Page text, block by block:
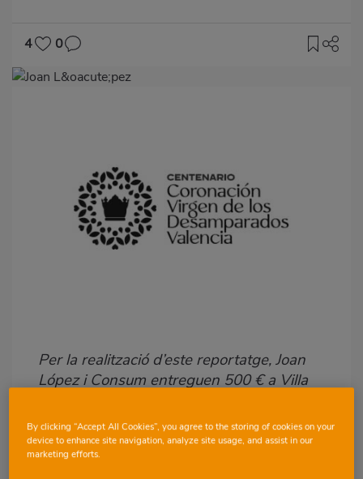
4
0
Imagen
Per la realització d’este reportatge, Joan
López i Consum entreguen 500 € a Villa
Desamparados de Valencia).
By clicking “Accept All Cookies”, you agree to the storing of cookies on your
device to enhance site navigation, analyze site usage, and assist in our
marketing efforts.